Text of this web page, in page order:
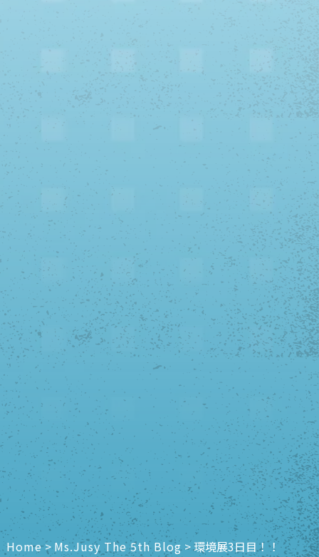
Home>Ms.Jusy The 5th Blog>環境展3日目！！